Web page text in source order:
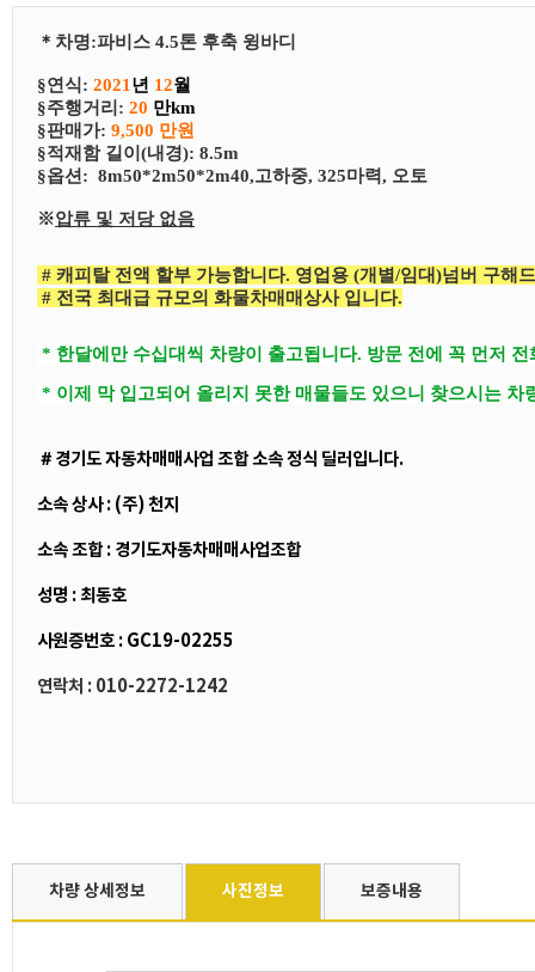
＊ 차명:파비스 4.5톤 후축 윙바디
§연식: 2021 년 12월
§​주행거리: 20 만km
§​판매가: 9,500 만원
§​적재함 길이(내경): 8.5m
§​​옵션: 8m50*2m50*2m40,고하중, 325마력, 오토
※압류 및 저당 없음
# 캐피탈 전액 할부 가능합니다. 영업용 (개별/임대)넘버 구해
# 전국 최대급 규모의 화물차매매상사 입니다.
* 한달에만 수십대씩 차량이 출고됩니다. 방문 전에 꼭 먼저 전
* 이제 막 입고되어 올리지 못한 매물들도 있으니 찾으시는 차
＃경기도 자동차매매사업 조합 소속 정식 딜러입니다.
소속 상사 : (주) 천지
소속 조합 : 경기도자동차매매사업조합
성명 : 최동호
사원증번호 : GC19-02255
연락처 : 010-2272-1242
차량 상세정보 사진정보 보증내용